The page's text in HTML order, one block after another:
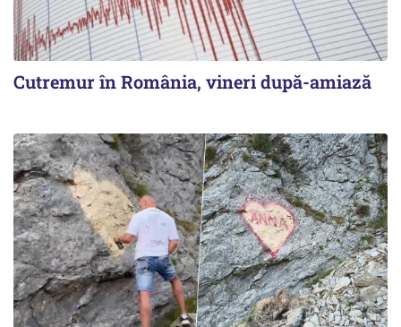
Cutremur în România, vineri după-amiază